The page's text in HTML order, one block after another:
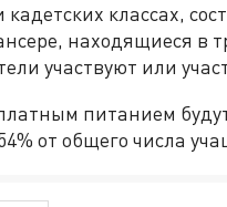
классах,
находящиеся в
участвуют или
питанием
от общего числа